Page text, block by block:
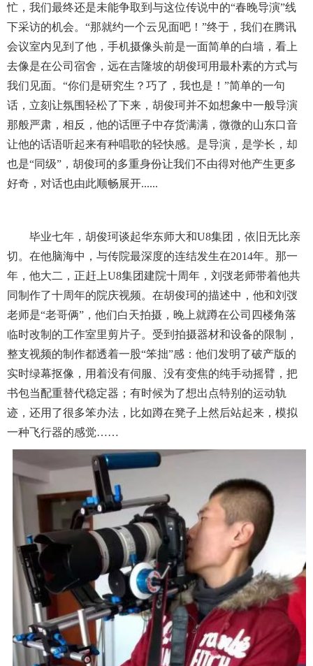
忙，我们最终还是未能争取到与这位传说中的“春晚导演”线
下采访的机会。“那就约一个云见面吧！”终于，我们在腾讯
会议室内见到了他，手机摄像头前是一面简单的白墙，看上
去像是在公司宿舍，远在吉隆坡的胡俊珂用最朴素的方式与
我们见面。“你们是研究生？巧了，我也是！”简单的一句
话，立刻让氛围轻松了下来，胡俊珂并不如想象中一般导演
那般严肃，相反，他的话匣子中存货满满，微微的山东口音
让他的话语听起来有种唱歌的轻快感。是导演，是学长，却
也是“同级”，胡俊珂的多重身份让我们不由得对他产生更多
好奇，对话也由此顺畅展开......
毕业七年，胡俊珂谈起华东师大和U8集团，依旧无比亲
切。在他脑海中，与传院最深度的连结发生在2014年。那一
年，他大二，正赶上U8集团建院十周年，刘弢老师带着他共
同制作了十周年的院庆视频。在胡俊珂的描述中，他和刘弢
老师是“老哥俩”，他们白天拍摄，晚上就蹲在公司四楼角落
临时改制的工作室里剪片子。受到拍摄器材和设备的限制，
整支视频的制作都透着一股“笨拙”感：他们发明了破产版的
实时绿幕抠像，用着没有伺服、没有变焦的纯手动摇臂，把
书包当配重替代稳定器；有时候为了想出点特别的运动轨
迹，还用了很多笨办法，比如蹲在凳子上然后站起来，模拟
一种飞行器的感觉……